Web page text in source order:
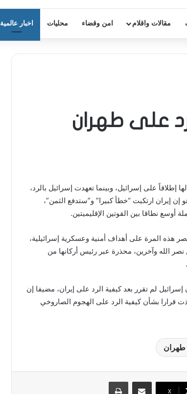
مقالات واقلام امن وقضاء محليات اخبار عالمية
على طهران
إطلاقاً على إسرائيل، وبينما تعهدت إسرائيل بالرد،
إن إيران ارتكبت “خطأ كبيرا” و”ستدفع الثمن”،
نطاقا بين القوتين الإقليميتين.
هذه المرة على أهداف أمنية وعسكرية إسرائيلية،
الله وآخرين، محذرة عبر رئيس أركانها من
لم تقرر بعد كيفية الرد على إيران، مضيفا إن
قرارا بشأن كيفية الرد على الهجوم الصاروخي
طهران
X
مشاركة عبر البريد طباعة